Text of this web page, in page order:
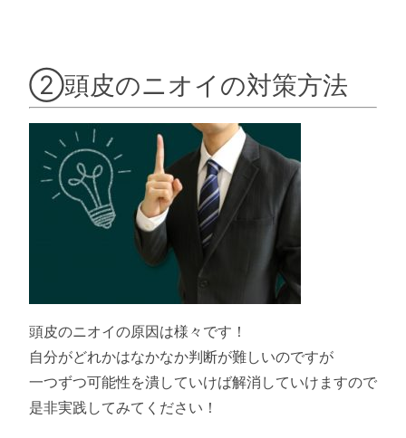
②頭皮のニオイの対策方法
頭皮のニオイの原因は様々です！
自分がどれかはなかなか判断が難しいのですが
一つずつ可能性を潰していけば解消していけますので
是非実践してみてください！